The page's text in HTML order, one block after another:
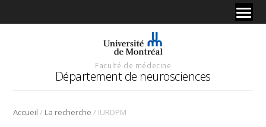
Faculté de médecine
Département de neurosciences
Accueil / La recherche / IURDPM